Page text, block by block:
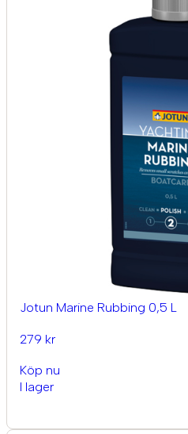
Jotun Marine Rubbing 0,5 L
279 kr
Köp nu
I lager